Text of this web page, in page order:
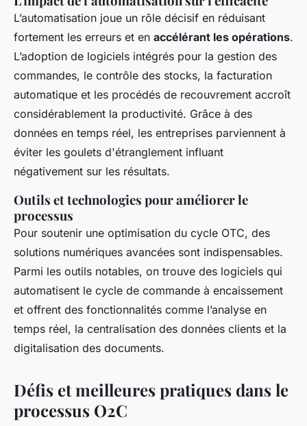
L’automatisation joue un rôle décisif en réduisant
fortement les erreurs et en accélérant les opérations.
L’adoption de logiciels intégrés pour la gestion des
commandes, le contrôle des stocks, la facturation
automatique et les procédés de recouvrement accroît
considérablement la productivité. Grâce à des
données en temps réel, les entreprises parviennent à
éviter les goulets d'étranglement influant
négativement sur les résultats.
Outils et technologies pour améliorer le
processus
Pour soutenir une optimisation du cycle OTC, des
solutions numériques avancées sont indispensables.
Parmi les outils notables, on trouve des logiciels qui
automatisent le cycle de commande à encaissement
et offrent des fonctionnalités comme l’analyse en
temps réel, la centralisation des données clients et la
digitalisation des documents.
Défis et meilleures pratiques dans le
processus O2C